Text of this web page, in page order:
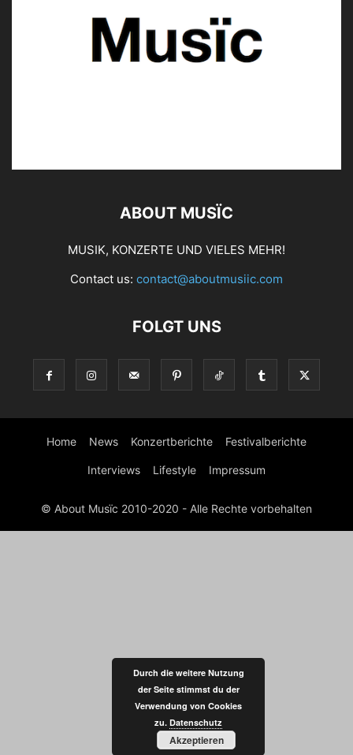
ABOUT MUSÏC
MUSIK, KONZERTE UND VIELES MEHR!
Contact us: contact@aboutmusiic.com
FOLGT UNS
Home News Konzertberichte Festivalberichte
Interviews Lifestyle Impressum
© About Musïc 2010-2020 - Alle Rechte vorbehalten
Durch die weitere Nutzung
der Seite stimmst du der
Verwendung von Cookies
zu. Datenschutz
Akzeptieren